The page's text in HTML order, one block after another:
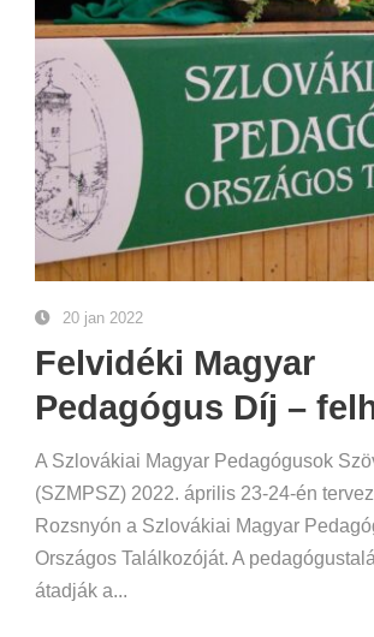
20 jan 2022
Felvidéki Magyar
Pedagógus Díj –
A Szlovákiai Magyar Pedagógusok
(SZMPSZ) 2022. április 23-24-én
Rozsnyón a Szlovákiai Magyar
Országos Találkozóját. A
átadják a...